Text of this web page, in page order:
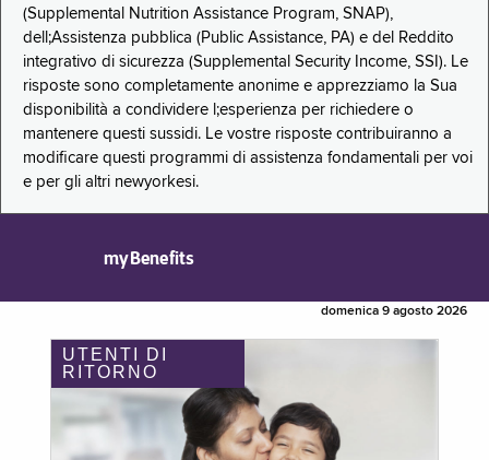
(Supplemental Nutrition Assistance Program, SNAP),
dell;Assistenza pubblica (Public Assistance, PA) e del Reddito
integrativo di sicurezza (Supplemental Security Income, SSI). Le
risposte sono completamente anonime e apprezziamo la Sua
disponibilità a condividere l;esperienza per richiedere o
mantenere questi sussidi. Le vostre risposte contribuiranno a
modificare questi programmi di assistenza fondamentali per voi
e per gli altri newyorkesi.
myBenefits
domenica 9 agosto 2026
UTENTI DI
RITORNO